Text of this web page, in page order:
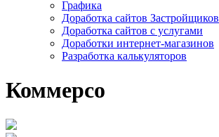
Графика
Доработка сайтов Застройщиков
Доработка сайтов с услугами
Доработки интернет-магазинов
Разработка калькуляторов
Коммерсо